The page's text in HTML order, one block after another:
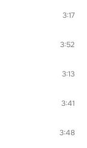
3:17
3:52
3:13
3:41
3:48